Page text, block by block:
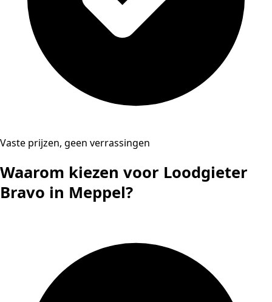
Vaste prijzen, geen verrassingen
Waarom kiezen voor Loodgieter
Bravo in Meppel?